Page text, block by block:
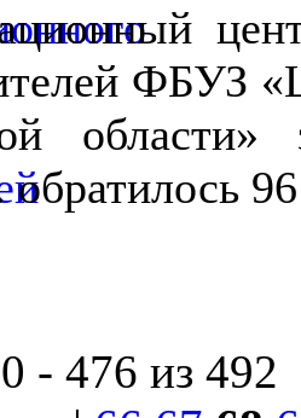
ФБУЗ
обратилось
- 476 из 492